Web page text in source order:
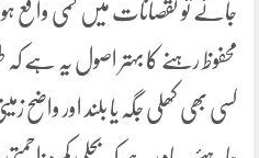
جائے تو نقصانات میں کمی واقع
محفوظ رہنے کا بہتر اصول یہ ہے
کسی بھی کھلی جگہ یا بلند اور